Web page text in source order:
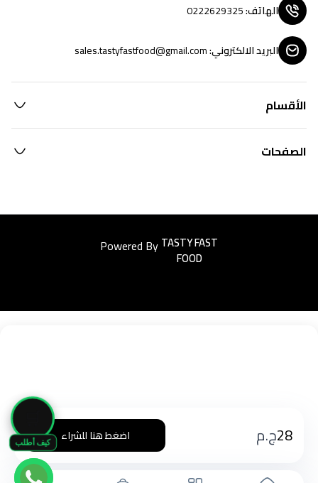
كيف أطلب 28ج.م اضغط هنا للشراء
الهاتف:
0222629325
البريد الالكتروني:
sales.tastyfastfood@gmail.com
الأقسام
الصفحات
Powered ByEasyorders